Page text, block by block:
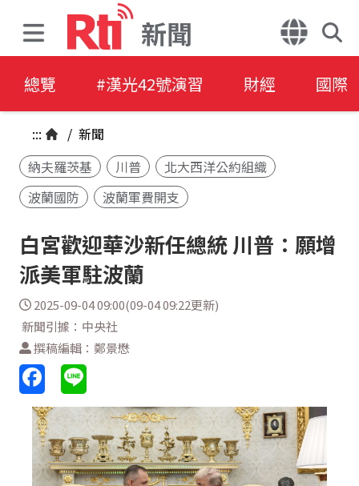
新聞
總覽 #漢光42號演習 財經 國際
::: / 新聞
納夫羅茨基
川普
北大西洋公約組織
波蘭國防
波蘭軍費開支
白宮歡迎華沙新任總統 川普：願增
派美軍駐波蘭
2025-09-04 09:00(09-04 09:22更新)
新聞引據：中央社
撰稿編輯：鄭景懋